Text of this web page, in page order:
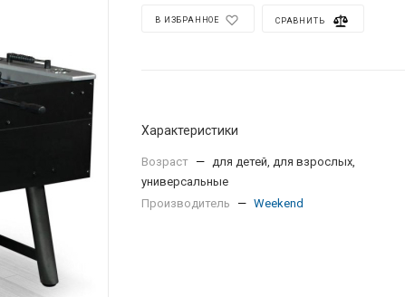
В ИЗБРАННОЕ СРАВНИТЬ
Характеристики
Возраст — для детей, для взрослых,
универсальные
Производитель
— Weekend